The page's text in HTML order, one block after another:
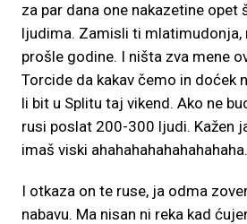
za par dana one nakazetine opet
ljudima. Zamisli ti mlatimudonja,
prošle godine. I ništa zva mene
Torcide da kakav čemo in doćek
li bit u Splitu taj vikend. Ako ne
rusi poslat 200-300 ljudi. Kažen
imaš viski ahahahahahahahahaha.
I otkaza on te ruse, ja odma
nabavu. Ma nisan ni reka kad